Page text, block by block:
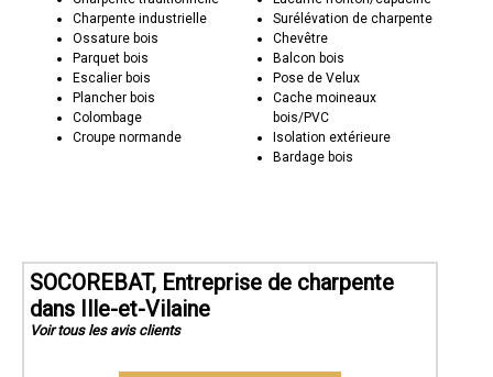
Charpente industrielle
Ossature bois
Parquet bois
Escalier bois
Plancher bois
Colombage
Croupe normande
Surélévation de charpente
Chevêtre
Balcon bois
Pose de Velux
Cache moineaux
bois/PVC
Isolation extérieure
Bardage bois
SOCOREBAT, Entreprise de charpente
dans Ille-et-Vilaine
Voir tous les avis clients